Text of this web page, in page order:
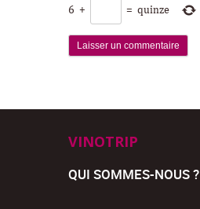
6 + = quinze
VINOTRIP
QUI SOMMES-NOUS ?